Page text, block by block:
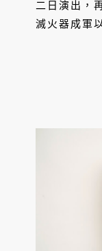
二日演出，
滅火器成軍